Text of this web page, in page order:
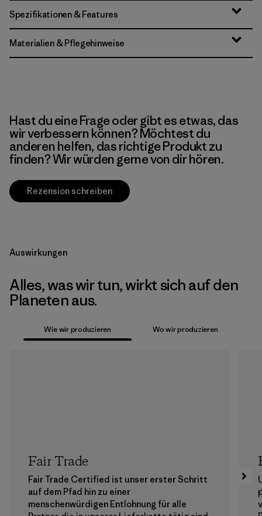
Spezifikationen & Features
Materialien & Pflegehinweise
Hast du eine Frage oder gibt es etwas, das
wir verbessern können? Möchtest du
anderen helfen, das richtige Produkt zu
finden? Wir würden gerne von dir hören.
Rezension schreiben
Auswirkungen
Alles, was wir tun, wirkt sich auf den
Planeten aus.
Wie wir produzieren Wo wir produzieren
Fair Trade
Fair Trade Certified ist unser erster Schritt
auf dem Pfad hin zu einer
menschenwürdigen Entlohnung für alle